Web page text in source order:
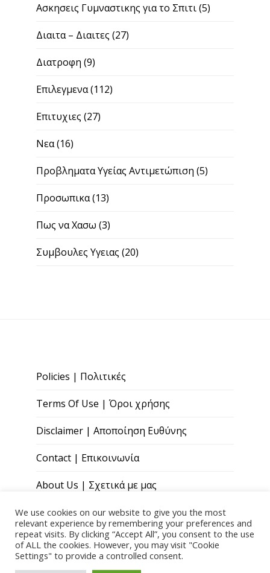
Ασκησεις Γυμναστικης για το Σπιτι(5)
Διαιτα – Διαιτες (27)
Διατροφη (9)
Επιλεγμενα(112)
Επιτυχιες (27)
Νεα(16)
Προβληματα Υγείας Αντιμετώπιση (5)
Προσωπικα(13)
Πως να Χασω (3)
Συμβουλες Υγειας (20)
Policies | Πολιτικές
Terms Of Use | Όροι χρήσης
Disclaimer | Αποποίηση Ευθύνης
Contact | Επικοινωνία
About Us | Σχετικά με μας
Copyright © 2026 Paris Andreou Wellness
We use cookies on our website to give you the most
relevant experience by remembering your preferences and
repeat visits. By clicking “Accept All”, you consent to the use
of ALL the cookies. However, you may visit "Cookie
Settings" to provide a controlled consent.